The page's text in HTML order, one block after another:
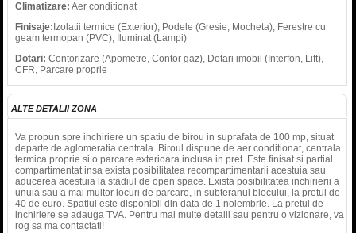
Climatizare: Aer conditionat
Finisaje: Izolatii termice (Exterior), Podele (Gresie, Mocheta), Ferestre cu
geam termopan (PVC), Iluminat (Lampi)
Dotari: Contorizare (Apometre, Contor gaz), Dotari imobil (Interfon, Lift),
CFR, Parcare proprie
ALTE DETALII ZONA
Va propun spre inchiriere un spatiu de birou in suprafata de 100 mp, situat
departe de aglomeratia centrala. Biroul dispune de aer conditionat, centrala
termica proprie si o parcare exterioara inclusa in pret. Este finisat si partial
compartimentat insa exista posibilitatea recompartimentarii acestuia sau
aducerea acestuia la stadiul de open space. Exista posibilitatea inchirierii a
unuia sau a mai multor locuri de parcare, in subteranul blocului, la pretul de
40 de euro. Spatiul este disponibil din data de 1 noiembrie. La pretul de
inchiriere se adauga TVA. Pentru mai multe detalii sau pentru o vizionare, va
rog sa ma contactati!